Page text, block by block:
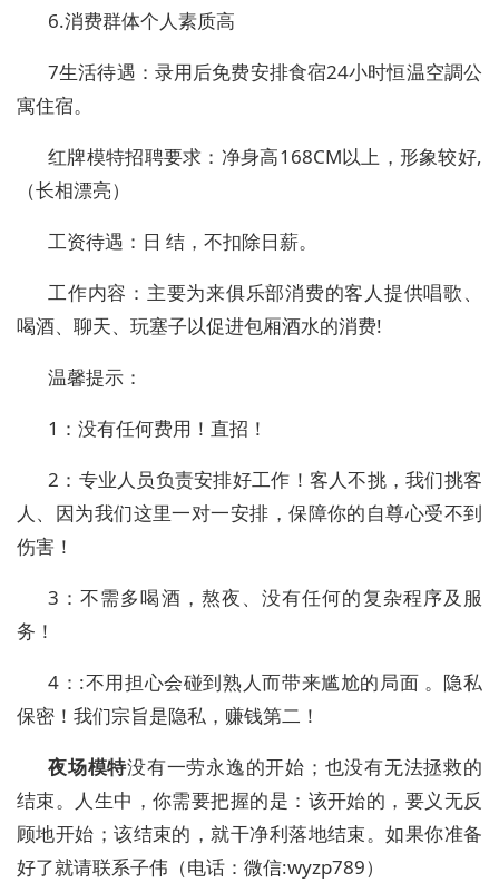
6.消费群体个人素质高
7生活待遇：录用后免费安排食宿24小时恒温空調公
寓住宿。
红牌模特招聘要求：净身高168CM以上，形象较好,
（长相漂亮）
工资待遇： 日 结 ，不扣除日薪。
工作内容：主要为来俱乐部消费的客人提供唱歌、
喝酒、聊天、玩塞子以促进包厢酒水的消费!
温馨提示：
1 ：没有任何费用！直招！
2 ：专业人员负责安排好工作！客人不挑，我们挑客
人、因为我们这里一对一安排，保障你的自尊心受不到
伤害！
3 ：不需多喝酒，熬夜、没有任何的复杂程序及服
务！
4 ： :不用担心会碰到熟人而带来尴尬的局面 。隐私
保密！我们宗旨是隐私，赚钱第二！
夜场模特没有一劳永逸的开始；也没有无法拯救的
结束。人生中，你需要把握的是：该开始的，要义无反
顾地开始；该结束的，就干净利落地结束。如果你准备
好了就请联系子伟 （电话： 微信:wyzp789）